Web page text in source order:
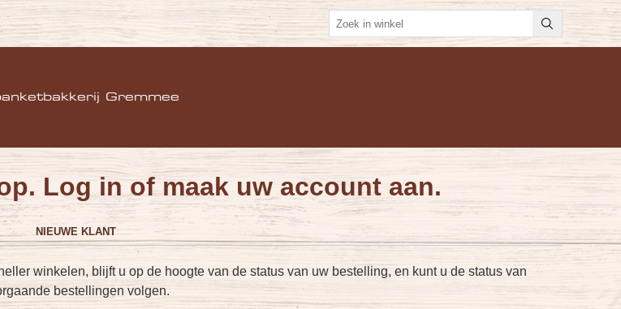
Gremmee
Log in of maak uw account aan.
NIEUWE KLANT
winkelen, blijft u op de hoogte van de status van uw bestelling, en kunt u de status van
bestellingen volgen.